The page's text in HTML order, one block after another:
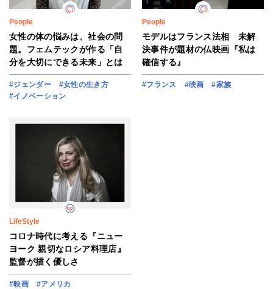
People
女性の体の悩みは、社会の問
題。フェムテックが作る「自
分を大切にできる未来」とは
#ジェンダー
#女性の生き方
#イノベーション
People
モデルはフランス法相 未解
決事件が題材の仏映画『私は
確信する』
#フランス #映画 #家族
LifeStyle
コロナ時代に考える『ニュー
ヨーク 親切なロシア料理店』
監督が描く優しさ
#映画 #アメリカ